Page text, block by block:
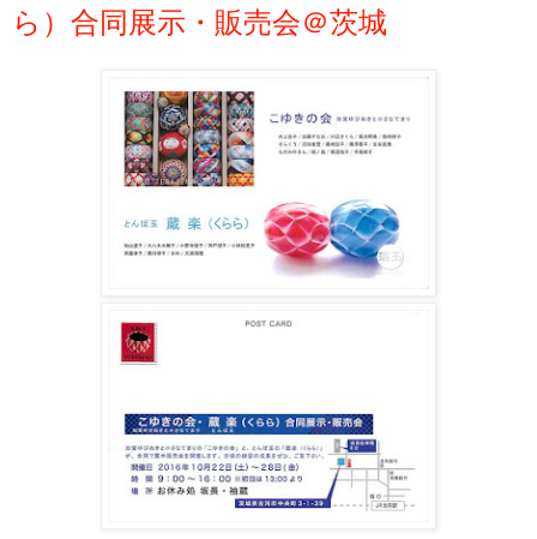
ら）合同展示・販売会＠茨城